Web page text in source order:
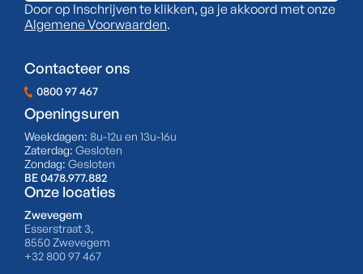
Door op Inschrijven te klikken, ga je akkoord met onze
Algemene Voorwaarden.
Contacteer ons
0800 97 467
Openingsuren
Weekdagen: 8u-12u en 13u-16u
Zaterdag: Gesloten
Zondag: Gesloten
BE 0478.977.882
Onze locaties
Zwevegem
Esserstraat 3,
8550 Zwevegem
+32 800 97 467